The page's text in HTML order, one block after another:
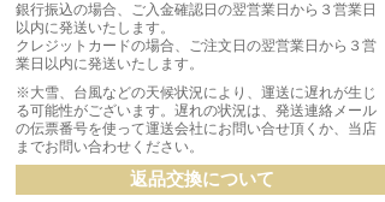
銀行振込の場合、ご入金確認日の翌営業日から３営業日
以内に発送いたします。
クレジットカードの場合、ご注文日の翌営業日から３営
業日以内に発送いたします。
※大雪、台風などの天候状況により、運送に遅れが生じ
る可能性がございます。遅れの状況は、発送連絡メール
の伝票番号を使って運送会社にお問い合せ頂くか、当店
までお問い合わせください。
返品交換について